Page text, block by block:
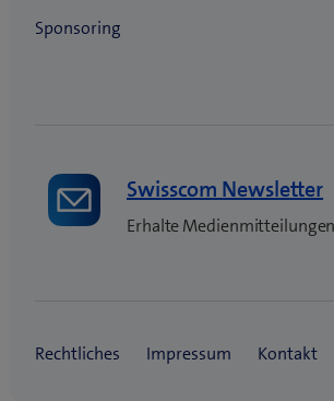
Swisscom Newsletter
Erhalte